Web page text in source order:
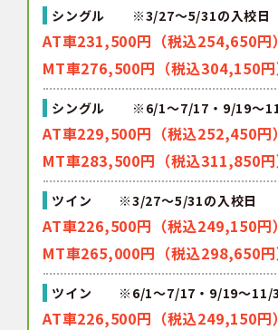
シングル ※3/27～5/31の入校日
AT車231,500円（税込254,650円）
MT車276,500円（税込304,150円
シングル ※6/1～7/17・9/19～
AT車229,500円（税込252,450円）
MT車283,500円（税込311,850円
ツイン ※3/27～5/31の入校日
AT車226,500円（税込249,150円）
MT車265,000円（税込298,650円
ツイン ※6/1～7/17・9/19～11/
AT車226,500円（税込249,150円）